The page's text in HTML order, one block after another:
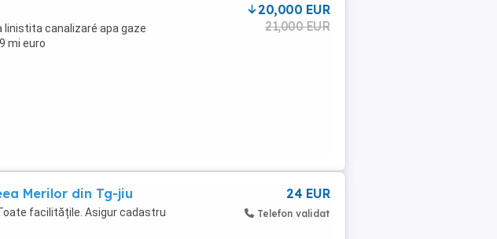
linistita canalizaré apa gaze
mi euro
20,000 EUR
21,000 EUR
Merilor din Tg-jiu
facilitățile. Asigur cadastru
24 EUR
Telefon validat